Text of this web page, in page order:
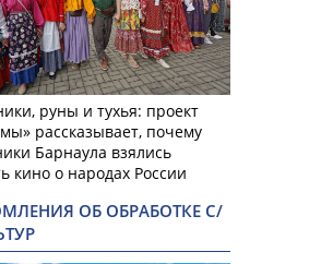
руны и тухья: проект
рассказывает, почему
Барнаула взялись
кино о народах России
ОБ ОБРАБОТКЕ С/